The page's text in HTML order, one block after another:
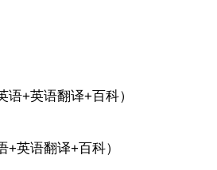
+英语翻译+百科）
语翻译+百科）